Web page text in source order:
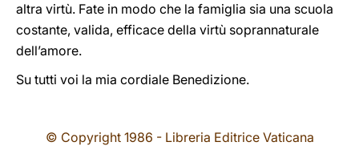
altra virtù. Fate in modo che la famiglia sia una scuola
costante, valida, efficace della virtù soprannaturale
dell’amore.
Su tutti voi la mia cordiale Benedizione.
© Copyright 1986 - Libreria Editrice Vaticana